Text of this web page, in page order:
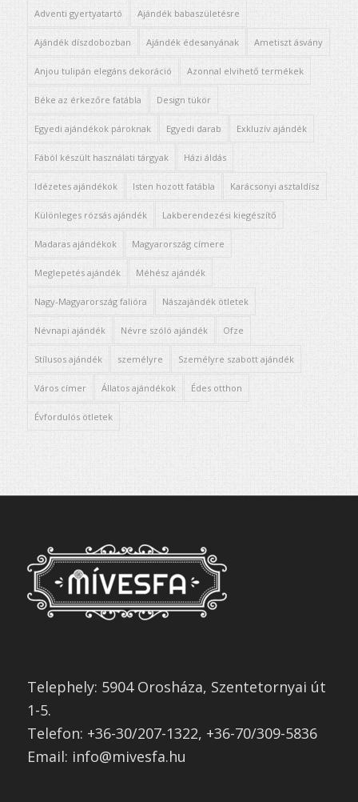
Adventi gyertyatartó Ajándék babaszületésre
Ajándék díszdobozban Ajándék édesanyának Ametiszt ásvány
Anjou tulipán elegáns dekoráció Azonnal elvihető termékek
Béke az érkezőre fatábla Design tükör
Egyedi ajándékok pároknak Egyedi darab Exkluzív ajándék
Fából készült használati tárgyak Házi áldás
Idézetes ajándékok Isten hozott fatábla Karácsonyi asztaldísz
Különleges rózsás ajándék Lakberendezési kiegészítő
Madaras ajándékok Magyarország címere
Meglepetés ajándék Méhész ajándék
Nagy-Magyarország falióra Nászajándék ötletek
Névnapi ajándék Névre szóló ajándék Ofze
Stílusos ajándék személyre Személyre szabott ajándék
Város címer Állatos ajándékok Édes otthon
Évfordulós ötletek
Telephely: 5904 Orosháza, Szentetornyai út
1-5.
Telefon: +36-30/207-1322, +36-70/309-5836
Email: info@mivesfa.hu